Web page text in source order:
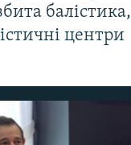
балістика,
центри